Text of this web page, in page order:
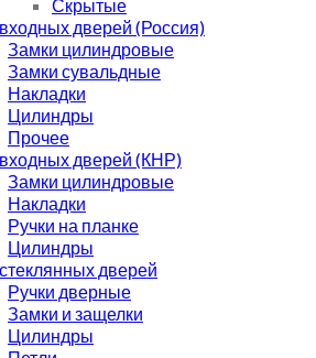
Скрытые
дверей (Россия)
Замки цилиндровые
Замки сувальдные
Накладки
Цилиндры
Прочее
дверей (КНР)
Замки цилиндровые
Накладки
Ручки на планке
Цилиндры
дверей
Ручки дверные
Замки и защелки
Цилиндры